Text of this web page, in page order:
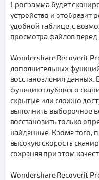
Программа будет
устройство и отобразит
удобной таблице, с
просмотра файлов перед
Wondershare Recoverit
дополнительных
восстановления данных.
функцию глубокого
скрытые или сложно
выполнить выборочное
восстановить только
найденные. Кроме того,
высокую скорость
сохраняя при этом
Wondershare Recoverit